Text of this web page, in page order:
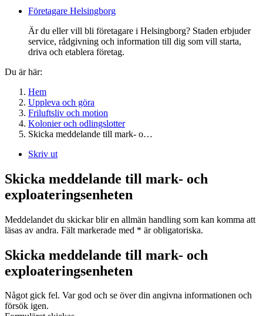
Företagare Helsingborg
Är du eller vill bli företagare i Helsingborg? Staden erbjuder
service, rådgivning och information till dig som vill starta,
driva och etablera företag.
Du är här:
Hem
Uppleva och göra
Friluftsliv och motion
Kolonier och odlingslotter
Skicka meddelande till mark- o…
Skriv ut
Skicka meddelande till mark- och
exploateringsenheten
Meddelandet du skickar blir en allmän handling som kan komma att
läsas av andra. Fält markerade med * är obligatoriska.
Skicka meddelande till mark- och
exploateringsenheten
Något gick fel. Var god och se över din angivna informationen och
försök igen.